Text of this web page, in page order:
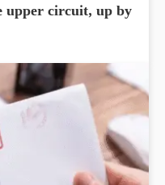
upper circuit, up by